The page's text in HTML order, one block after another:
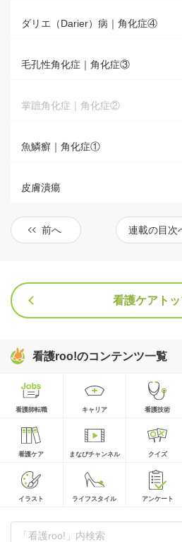
ダリエ（Darier）病｜角化症④
毛孔性角化症｜角化症③
掌蹠角化症｜角化症②
魚鱗癬｜角化症①
皮膚潰瘍
前へ 連載の目次
看護ケアト
看護roo!のコンテンツ一覧
看護師転職 キャリア 看護技術
看護ケア まなびチャンネル クイズ
イラスト ライフスタイル アンケート